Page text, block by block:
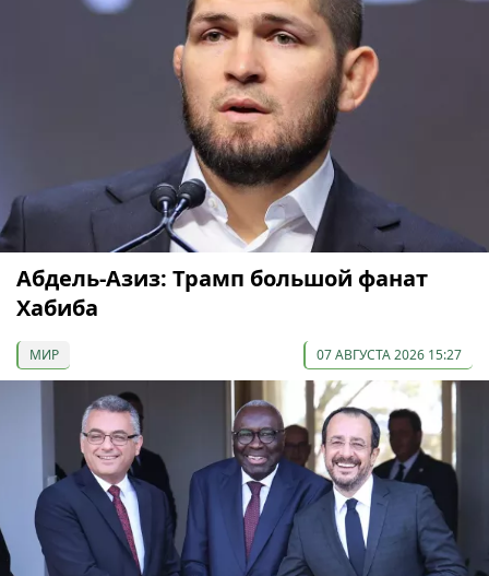
Абдель-Азиз: Трамп большой фанат
Хабиба
МИР 07 АВГУСТА 2026 15:27